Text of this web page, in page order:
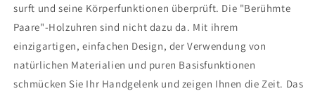
surft und seine Körperfunktionen überprüft. Die "Berühmte
Paare"-Holzuhren sind nicht dazu da. Mit ihrem
einzigartigen, einfachen Design, der Verwendung von
natürlichen Materialien und puren Basisfunktionen
schmücken Sie Ihr Handgelenk und zeigen Ihnen die Zeit. Das